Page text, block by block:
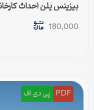
بیزینس پلن احداث
تولید
180,000
PDF پی دی اف